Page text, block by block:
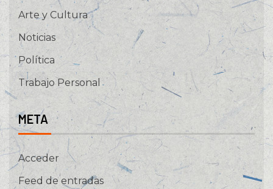
Arte y Cultura
Noticias
Política
Trabajo Personal
META
Acceder
Feed de entradas